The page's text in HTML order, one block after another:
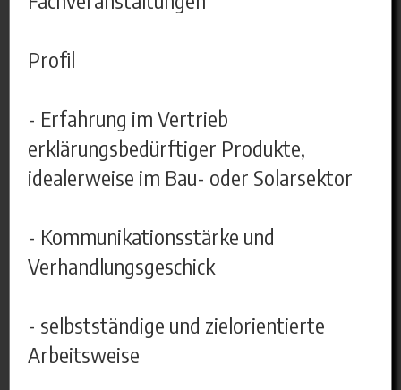
Profil
- Erfahrung im Vertrieb
erklärungsbedürftiger Produkte,
idealerweise im Bau- oder Solarsektor
- Kommunikationsstärke und
Verhandlungsgeschick
- selbstständige und zielorientierte
Arbeitsweise